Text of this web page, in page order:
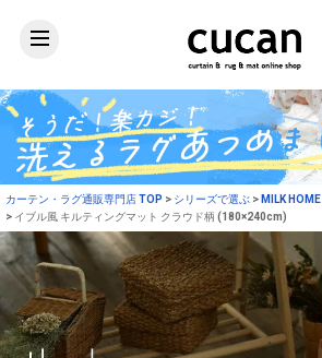
カーテン・ラグ通販専門店 TOP シリーズで選ぶ
MILK HOME
イブル風 キルティングマット クラウド柄 (180×240cm)